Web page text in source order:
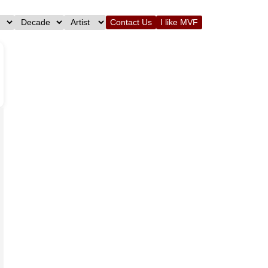
Contact Us I like MVF